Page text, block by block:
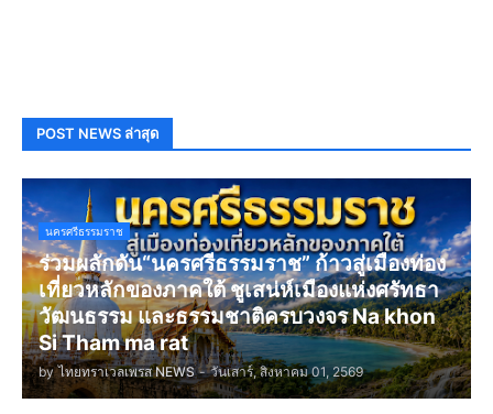
POST NEWS ล่าสุด
นครศรีธรรมราช
ร่วมผลักดัน“นครศรีธรรมราช” ก้าวสู่เมืองท่อง
เที่ยวหลักของภาคใต้ ชูเสน่ห์เมืองแห่งศรัทธา
วัฒนธรรม และธรรมชาติครบวงจร Na khon
Si Tham ma rat
by ไทยทราเวลเพรส NEWS - วันเสาร์, สิงหาคม 01, 2569